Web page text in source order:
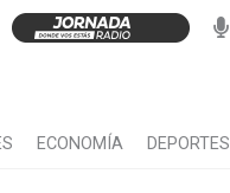
ECONOMÍA DEPORTES